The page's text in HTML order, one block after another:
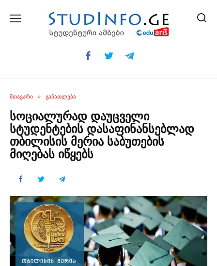
ᲛᲗᲐᲕᲐᲠᲘ » ᲒᲐᲜᲐᲗᲚᲔᲑᲐ
სოციალურად დაუცველი
სტუდენტების დასაფინანსებლად
თბილისის მერია საბუთების
მიღებას იწყებს